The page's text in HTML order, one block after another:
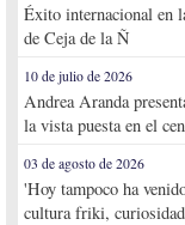
Éxito internacional en
de Ceja de la Ñ
10 de julio de 2026
Andrea Aranda
la vista puesta en el
03 de agosto de 2026
'Hoy tampoco ha
cultura friki,